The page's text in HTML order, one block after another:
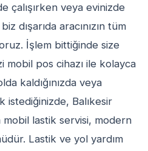
çalışırken veya evinizde
dışarıda aracınızın tüm
İşlem bittiğinde size
mobil pos cihazı ile kolayca
kaldığınızda veya
istediğinizde, Balıkesir
mobil lastik servisi, modern
Lastik ve yol yardım